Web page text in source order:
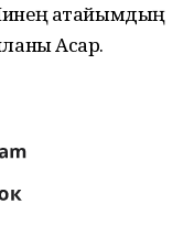
атайымдың
Асҡар.